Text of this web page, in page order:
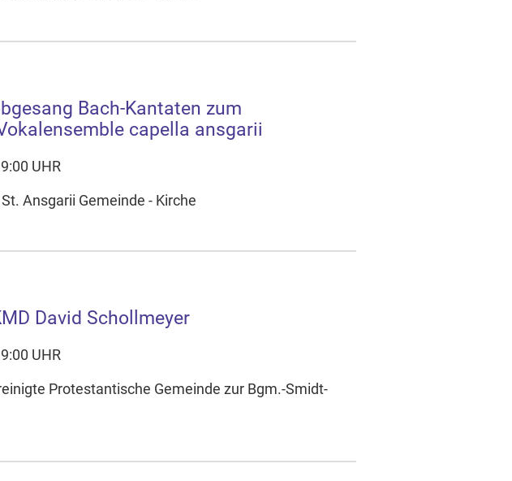
Bach-Kantaten zum
capella ansgarii
UHR
Ansgarii Gemeinde - Kirche
David Schollmeyer
UHR
Protestantische Gemeinde zur Bgm.-Smidt-